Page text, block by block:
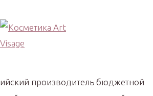
производитель бюджетной